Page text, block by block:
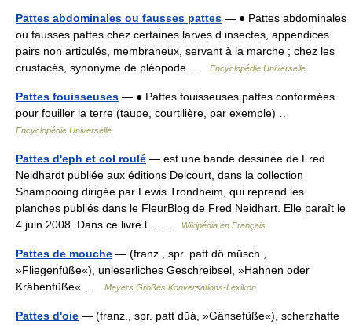
Pattes abdominales ou fausses pattes — ● Pattes abdominales
ou fausses pattes chez certaines larves d insectes, appendices
pairs non articulés, membraneux, servant à la marche ; chez les
crustacés, synonyme de pléopode …
Encyclopédie Universelle
Pattes fouisseuses — ● Pattes fouisseuses pattes conformées
pour fouiller la terre (taupe, courtilière, par exemple) …
Encyclopédie Universelle
Pattes d'eph et col roulé — est une bande dessinée de Fred
Neidhardt publiée aux éditions Delcourt, dans la collection
Shampooing dirigée par Lewis Trondheim, qui reprend les
planches publiés dans le FleurBlog de Fred Neidhart. Elle paraît le
4 juin 2008. Dans ce livre l… …
Wikipédia en Français
Pattes de mouche — (franz., spr. patt dö mūsch ,
»Fliegenfüße«), unleserliches Geschreibsel, »Hahnen oder
Krähenfüße« …
Meyers Großes Konversations-Lexikon
Pattes d'oie — (franz., spr. patt dŭá, »Gänsefüße«), scherzhafte